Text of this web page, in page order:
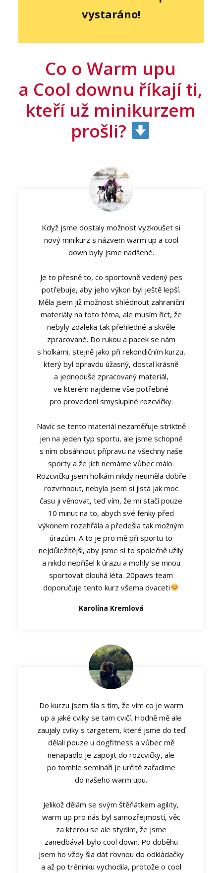
vystaráno!
Co o Warm upu
a Cool downu říkají ti,
kteří už minikurzem
prošli?
Když jsme dostaly možnost vyzkoušet si
nový minikurz s názvem warm up a cool
down byly jsme nadšené.
Je to přesně to, co sportovně vedený pes
potřebuje, aby jeho výkon byl ještě lepší.
Měla jsem již možnost shlédnout zahraniční
materiály na toto téma, ale musím říct, že
nebyly zdaleka tak přehledné a skvěle
zpracované. Do rukou a pacek se nám
s holkami, stejně jako při rekondičním kurzu,
který byl opravdu úžasný, dostal krásně
a jednoduše zpracovaný materiál,
ve kterém najdeme vše potřebné
pro provedení smysluplné rozcvičky.
Navíc se tento materiál nezaměřuje striktně
jen na jeden typ sportu, ale jsme schopné
s ním obsáhnout přípravu na všechny naše
sporty a že jich nemáme vůbec málo.
Rozcvičku jsem holkám nikdy neuměla dobře
rozvrhnout, nebyla jsem si jistá jak moc
času ji věnovat, teď vím, že mi stačí pouze
10 minut na to, abych své fenky před
výkonem rozehřála a předešla tak možným
úrazům. A to je pro mě při sportu to
nejdůležitější, aby jsme si to společně užily
a nikdo nepřišel k úrazu a mohly se mnou
sportovat dlouhá léta. 20paws team
doporučuje tento kurz všema dvaceti
Karolína Kremlová
Do kurzu jsem šla s tím, že vím co je warm
up a jaké cviky se tam cvičí. Hodně mě ale
zaujaly cviky s targetem, které jsme do teď
dělali pouze u dogfitness a vůbec mě
nenapadlo je zapojit do rozcvičky, ale
po tomhle semináři je určitě zařadíme
do našeho warm upu.
Jelikož dělám se svým štěňátkem agility,
warm up pro nás byl samozřejmostí, věc
za kterou se ale stydím, že jsme
zanedbávali bylo cool down. Po doběhu
jsem ho vždy šla dát rovnou do odkládačky
a až po tréninku vychodila, protože o cool